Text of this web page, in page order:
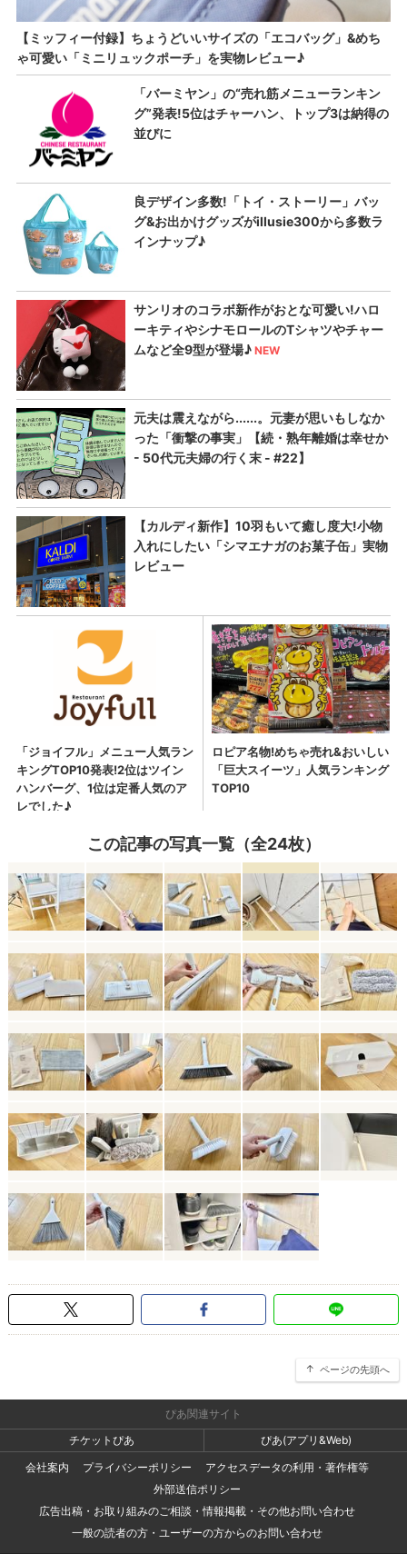
この記事の写真一覧（全24枚）
ページの先頭へ
ぴあ関連サイト
チケットぴあ
ぴあ(アプリ&Web)
会社案内
プライバシーポリシー
アクセスデータの利用・著作権等
外部送信ポリシー
広告出稿・お取り組みのご相談・情報掲載・その他お問い合わせ
一般の読者の方・ユーザーの方からのお問い合わせ